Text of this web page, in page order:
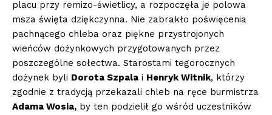
placu przy remizo-świetlicy, a rozpoczęła je polowa
msza święta dziękczynna. Nie zabrakło poświęcenia
pachnącego chleba oraz piękne przystrojonych
wieńców dożynkowych przygotowanych przez
poszczególne sołectwa. Starostami tegorocznych
dożynek byli Dorota Szpala i Henryk Witnik, którzy
zgodnie z tradycją przekazali chleb na ręce burmistrza
Adama Wosia, by ten podzielił go wśród uczestników